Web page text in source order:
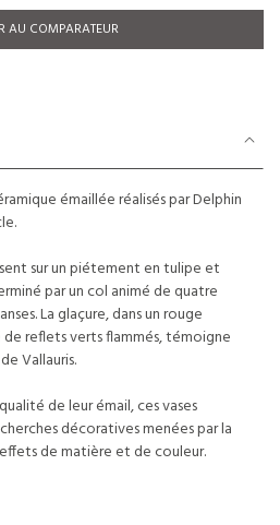
AU COMPARATEUR
émaillée réalisés par Delphin
sur un piétement en tulipe et
par un col animé de quatre
La glaçure, dans un rouge
reflets verts flammés, témoigne
Vallauris.
de leur émail, ces vases
décoratives menées par la
de matière et de couleur.